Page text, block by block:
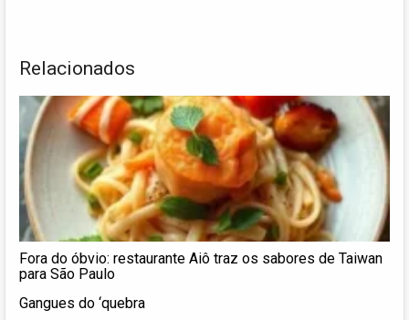
Relacionados
Fora do óbvio: restaurante Aiô traz os sabores de Taiwan
para São Paulo
Gangues do ‘quebra